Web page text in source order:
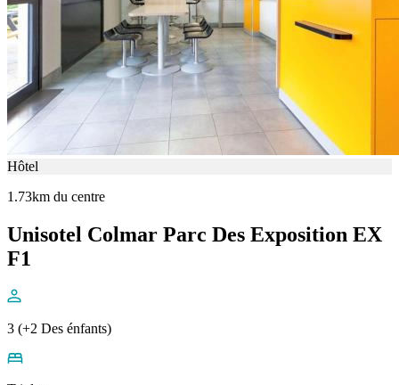
Hôtel
1.73km du centre
Unisotel Colmar Parc Des Exposition EX
F1
3 (+2 Des énfants)